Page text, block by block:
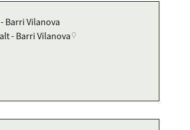
Barri Vilanova
- Barri Vilanova